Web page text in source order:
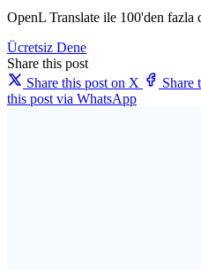
OpenL Translate ile 100'den
Ücretsiz Dene
Share this post
Share this post on X
Share
this post via WhatsApp